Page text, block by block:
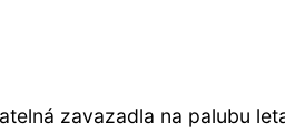
zavazadla na palubu